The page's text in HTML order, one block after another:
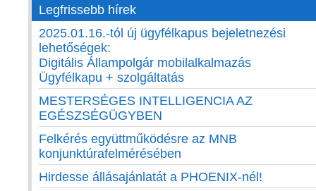
Legfrissebb hírek
2025.01.16.-tól új ügyfélkapus bejeletnezési
lehetőségek:
Digitális Állampolgár mobilalkalmazás
Ügyfélkapu + szolgáltatás
MESTERSÉGES INTELLIGENCIA AZ
EGÉSZSÉGÜGYBEN
Felkérés együttműködésre az MNB
konjunktúrafelmérésében
Hirdesse állásajánlatát a PHOENIX-nél!